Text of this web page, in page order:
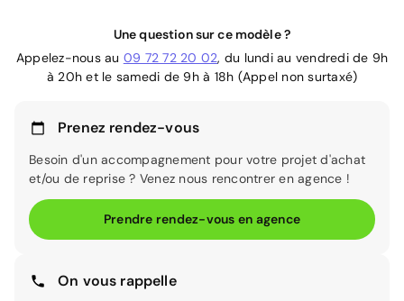
Une question sur ce modèle ?
Appelez-nous au 09 72 72 20 02, du lundi au vendredi de 9h
à 20h et le samedi de 9h à 18h (Appel non surtaxé)
Prenez rendez-vous
Besoin d'un accompagnement pour votre projet d'achat
et/ou de reprise ? Venez nous rencontrer en agence !
Prendre rendez-vous en agence
On vous rappelle